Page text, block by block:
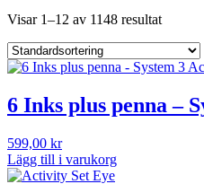
Visar 1–12 av 1148 resultat
6 Inks plus penna –
599,00 kr
Lägg till i varukorg